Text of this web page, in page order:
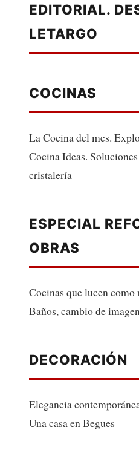
EDITORIAL.
LETARGO
COCINAS
La Cocina del mes.
Cocina Ideas.
cristalería
ESPECIAL
OBRAS
Cocinas que lucen como
Baños, cambio de
DECORACIÓN
Elegancia
Una casa en Begues